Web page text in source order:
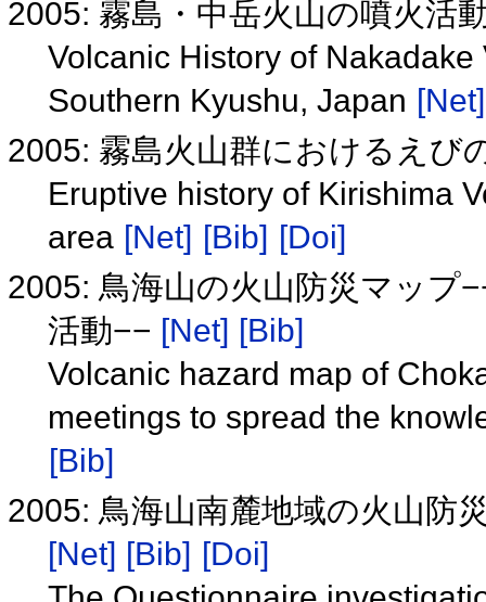
2005: 霧島・中岳火山の噴火活
Volcanic History of
Southern Kyushu, Japan [Net]
2005: 霧島火山群におけるえび
Eruptive history of Kirishima
area [Net] [Bib] [Doi]
2005: 鳥海山の火山防災マップ
活動−− [Net] [Bib]
Volcanic hazard map of
meetings to spread the
[Bib]
2005: 鳥海山南麓地域の火山防
[Net] [Bib] [Doi]